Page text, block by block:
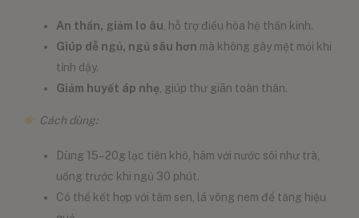
An thần, giảm lo âu , hỗ trợ điều hòa hệ thần kinh.
Giúp dễ ngủ, ngủ sâu hơn mà không gây mệt mỏi khi
tỉnh dậy.
Giảm huyết áp nhẹ , giúp thư giãn toàn thân.
Cách dùng:
Dùng 15–20g lạc tiên khô, hãm với nước sôi như trà,
uống trước khi ngủ 30 phút.
Có thể kết hợp với tâm sen, lá vông nem để tăng hiệu